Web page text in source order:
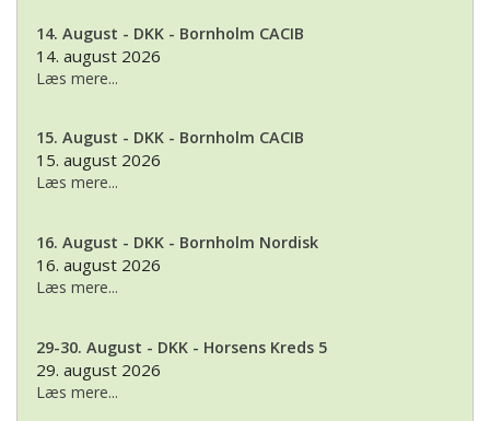
14. August - DKK - Bornholm CACIB
14. august 2026
Læs mere...
15. August - DKK - Bornholm CACIB
15. august 2026
Læs mere...
16. August - DKK - Bornholm Nordisk
16. august 2026
Læs mere...
29-30. August - DKK - Horsens Kreds 5
29. august 2026
Læs mere...